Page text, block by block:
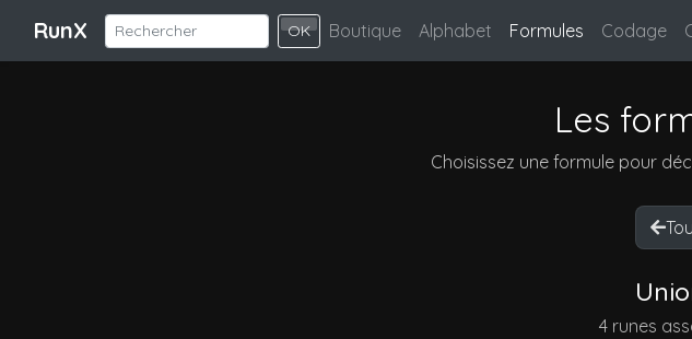
RunX OK Boutique Alphabet Formules Codage
Les
Choisissez une formule pour
4 runes